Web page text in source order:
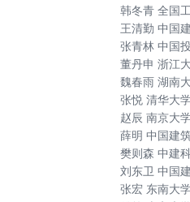
韩冬青 全国
王清勤 中国
张青林 中国
董丹申 浙江
魏春雨 湖南
张悦 清华大
赵辰 南京大
薛明 中国建
樊则森 中建
刘东卫 中国
张宏 东南大